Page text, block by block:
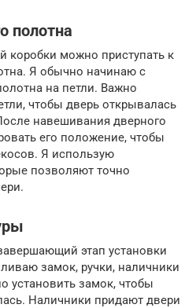
полотна
коробки можно приступать к
Я обычно начинаю с
на петли. Важно
чтобы дверь открывалась
навешивания дверного
его положение, чтобы
Я использую
позволяют точно
этап установки
замок, ручки, наличники
установить замок, чтобы
Наличники придают двери